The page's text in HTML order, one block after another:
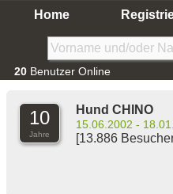
Home
20 Benutzer Online
10
Jahre
Hund CHINO
15.06.2002 -
[13.886